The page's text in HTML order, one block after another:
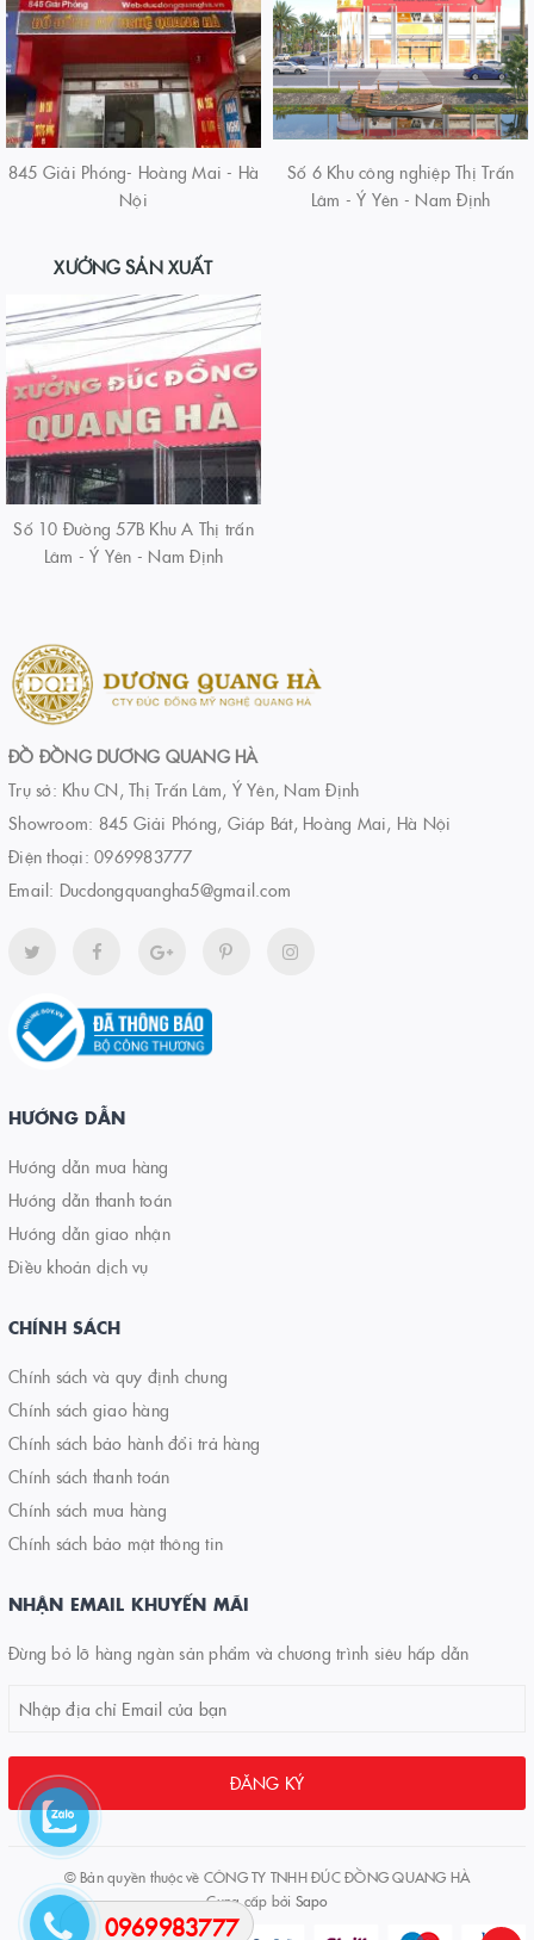
845 Giải Phóng- Hoàng Mai - Hà
Nội
Số 6 Khu công nghiệp Thị Trấn
Lâm - Ý Yên - Nam Định
XƯỞNG SẢN XUẤT
Số 10 Đường 57B Khu A Thị trấn
Lâm - Ý Yên - Nam Định
ĐỒ ĐỒNG DƯƠNG QUANG HÀ
Trụ sở: Khu CN, Thị Trấn Lâm, Ý Yên, Nam Định
Showroom: 845 Giải Phóng, Giáp Bát, Hoàng Mai, Hà Nội
Điện thoại: 0969983777
Email: Ducdongquangha5@gmail.com
HƯỚNG DẪN
Hướng dẫn mua hàng
Hướng dẫn thanh toán
Hướng dẫn giao nhận
Điều khoản dịch vụ
CHÍNH SÁCH
Chính sách và quy định chung
Chính sách giao hàng
Chính sách bảo hành đổi trả hàng
Chính sách thanh toán
Chính sách mua hàng
Chính sách bảo mật thông tin
NHẬN EMAIL KHUYẾN MÃI
Đừng bỏ lỡ hàng ngàn sản phẩm và chương trình siêu hấp dẫn
ĐĂNG KÝ
© Bản quyền thuộc về CÔNG TY TNHH ĐÚC ĐỒNG QUANG HÀ
Cung cấp bởi Sapo
0969983777